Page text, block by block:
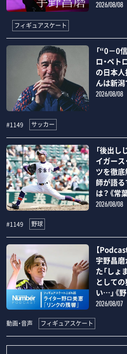
2026/08/08
フィギュアスケート
「“0－0
ロ・ペト
の日本人
んは新潟
2026/08/08
#1149 サッカー
「後出し
イガース
ツを徹
師が語
は？《常
2026/08/08
#1149 野球
【
宇野昌磨
た「しょ
として
い…」《
2026/08/07
動画・音声 フィギュアスケート